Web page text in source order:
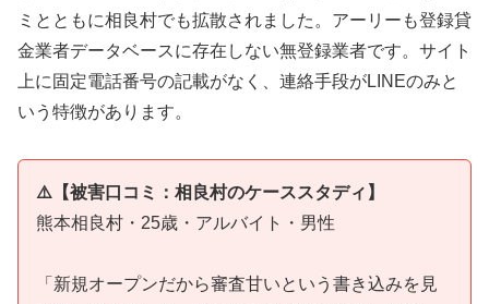
ミとともに相良村でも拡散されました。アーリーも登録貸
金業者データベースに存在しない無登録業者です。サイト
上に固定電話番号の記載がなく、連絡手段がLINEのみと
いう特徴があります。
⚠️【被害口コミ：相良村のケーススタディ】
熊本相良村・25歳・アルバイト・男性
「新規オープンだから審査甘いという書き込みを見